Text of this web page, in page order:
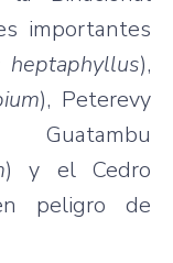
importantes
heptaphyllus),
), Peterevy
) y el Cedro
peligro de